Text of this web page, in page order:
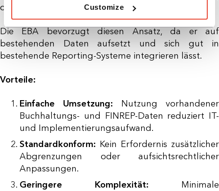
Customize
ohne regulatorische Umqualifizierung.
Die EBA bevorzugt diesen Ansatz, da er auf
bestehenden Daten aufsetzt und sich gut in
bestehende Reporting-Systeme integrieren lässt.
Vorteile:
Einfache Umsetzung: Nutzung vorhandener
Buchhaltungs- und FINREP-Daten reduziert IT-
und Implementierungsaufwand.
Standardkonform: Kein Erfordernis zusätzlicher
Abgrenzungen oder aufsichtsrechtlicher
Anpassungen.
Geringere Komplexität: Minimale